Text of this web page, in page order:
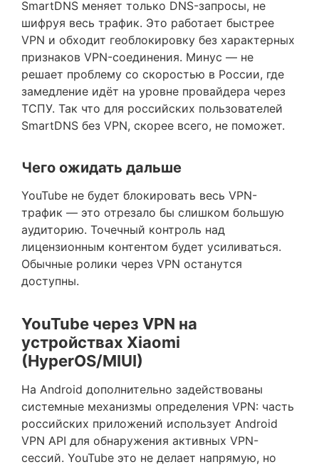
SmartDNS меняет только DNS-запросы, не
шифруя весь трафик. Это работает быстрее
VPN и обходит геоблокировку без характерных
признаков VPN-соединения. Минус — не
решает проблему со скоростью в России, где
замедление идёт на уровне провайдера через
ТСПУ. Так что для российских пользователей
SmartDNS без VPN, скорее всего, не поможет.
Чего ожидать дальше
YouTube не будет блокировать весь VPN-
трафик — это отрезало бы слишком большую
аудиторию. Точечный контроль над
лицензионным контентом будет усиливаться.
Обычные ролики через VPN останутся
доступны.
YouTube через VPN на
устройствах Xiaomi
(HyperOS/MIUI)
На Android дополнительно задействованы
системные механизмы определения VPN: часть
российских приложений использует Android
VPN API для обнаружения активных VPN-
сессий. YouTube это не делает напрямую, но